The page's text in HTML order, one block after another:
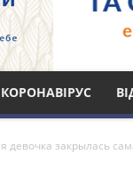
КОРОНАВІРУС
девочка закрылась